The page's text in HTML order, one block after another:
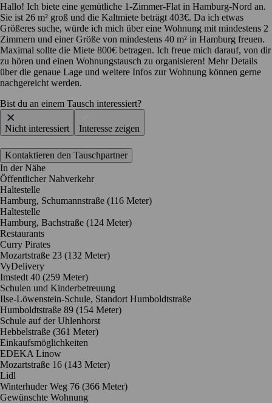
Hallo! Ich biete eine gemütliche 1-Zimmer-Flat in Hamburg-Nord an.
Sie ist 26 m² groß und die Kaltmiete beträgt 403€. Da ich etwas
Größeres suche, würde ich mich über eine Wohnung mit mindestens 2
Zimmern und einer Größe von mindestens 40 m² in Hamburg freuen.
Maximal sollte die Miete 800€ betragen. Ich freue mich darauf, von dir
zu hören und einen Wohnungstausch zu organisieren! Mehr Details
über die genaue Lage und weitere Infos zur Wohnung können gerne
nachgereicht werden.
Bist du an einem Tausch interessiert?
Nicht interessiert Interesse zeigen
Kontaktieren den Tauschpartner
In der Nähe
Öffentlicher Nahverkehr
Haltestelle
Hamburg, Schumannstraße (116 Meter)
Haltestelle
Hamburg, Bachstraße (124 Meter)
Restaurants
Curry Pirates
Mozartstraße 23 (132 Meter)
VyDelivery
Imstedt 40 (259 Meter)
Schulen und Kinderbetreuung
Ilse-Löwenstein-Schule, Standort Humboldtstraße
Humboldtstraße 89 (154 Meter)
Schule auf der Uhlenhorst
Hebbelstraße (361 Meter)
Einkaufsmöglichkeiten
EDEKA Linow
Mozartstraße 16 (143 Meter)
Lidl
Winterhuder Weg 76 (366 Meter)
Gewünschte Wohnung